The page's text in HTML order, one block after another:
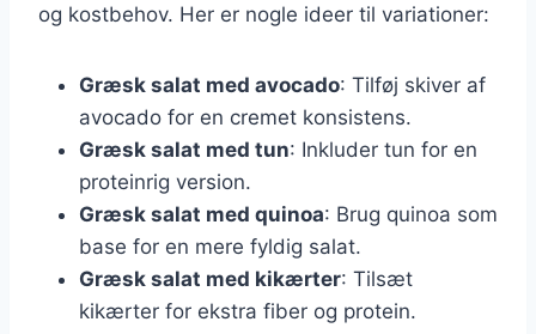
og kostbehov. Her er nogle ideer til variationer:
Græsk salat med avocado: Tilføj skiver af
avocado for en cremet konsistens.
Græsk salat med tun: Inkluder tun for en
proteinrig version.
Græsk salat med quinoa: Brug quinoa som
base for en mere fyldig salat.
Græsk salat med kikærter: Tilsæt
kikærter for ekstra fiber og protein.